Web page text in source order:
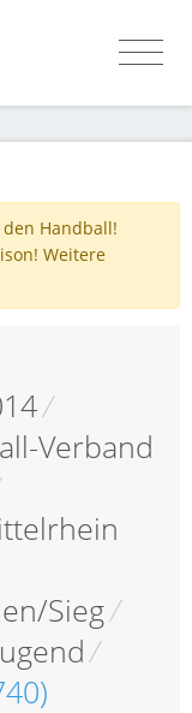
Handball!
Weitere
/
Verband
Sieg/
/